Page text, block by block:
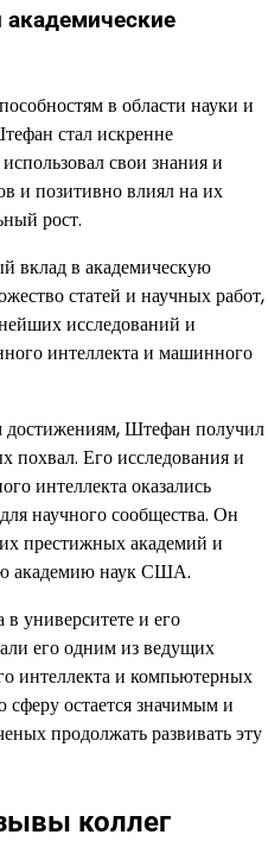
академические
в области науки и
стал искренне
свои знания и
и позитивно влиял на их
рост.
вклад в академическую
статей и научных работ,
исследований и
интеллекта и машинного
достижениям, Штефан получил
похвал. Его исследования и
интеллекта оказались
научного сообщества. Он
престижных академий и
академию наук США.
университете и его
его одним из ведущих
интеллекта и компьютерных
сферу остается значимым и
продолжать развивать эту
коллег